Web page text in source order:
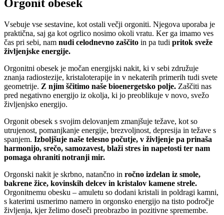
Orgonit obesek
Vsebuje vse sestavine, kot ostali večji orgoniti. Njegova uporaba je
praktična, saj ga kot ogrlico nosimo okoli vratu. Ker ga imamo ves
čas pri sebi, nam nudi celodnevno zaščito in pa tudi pritok sveže
življenjske energije.
Orgonitni obesek je močan energijski nakit, ki v sebi združuje
znanja radiostezije, kristaloterapije in v nekaterih primerih tudi svete
geometrije. Z njim ščitimo naše bioenergetsko polje. Zaščiti nas
pred negativno energijo iz okolja, ki jo preoblikuje v novo, svežo
življenjsko energijo.
Orgonit obesek s svojim delovanjem zmanjšuje težave, kot so
utrujenost, pomanjkanje energije, brezvoljnost, depresija in težave s
spanjem. Izboljšuje naše telesno počutje, v življenje pa prinaša
harmonijo, srečo, samozavest, blaži stres in napetosti ter nam
pomaga ohraniti notranji mir.
Orgonski nakit je skrbno, natančno in ročno izdelan iz smole,
bakrene žice, kovinskih delcev in kristalov kamene strele.
Orgonitnemu obesku – amuletu so dodani kristali in poldragi kamni,
s katerimi usmerimo namero in orgonsko energijo na tisto področje
življenja, kjer želimo doseči preobrazbo in pozitivne spremembe.